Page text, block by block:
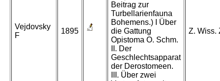
Vejdovsky
F
1895
Beitrag zur
Turbellarienfauna
Bohemens.) I Über
die Gattung
Opistoma O. Schm.
II. Der
Geschlechtsapparat
der Derostomeen.
III. Über zwei
Z. Wiss.